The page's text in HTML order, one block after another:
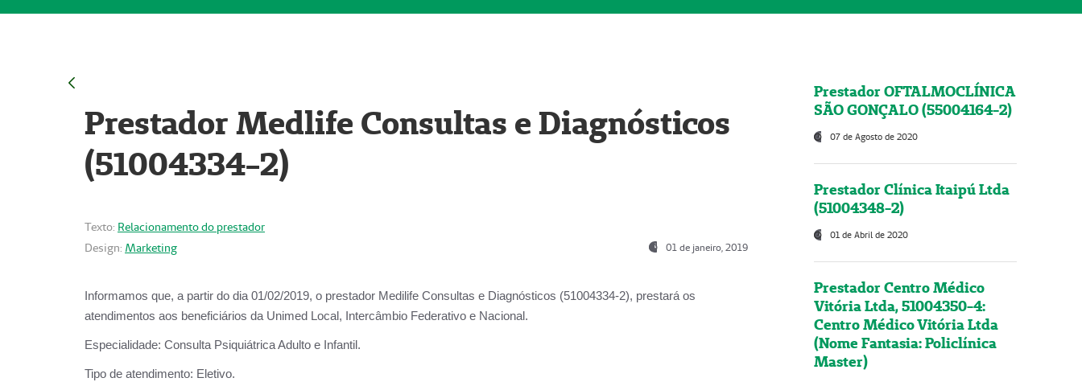
Prestador Medlife Consultas e Diagnósticos
(51004334-2)
Texto: Relacionamento do prestador
Design: Marketing 01 de janeiro, 2019
Informamos que, a partir do dia 01/02/2019, o prestador Medilife Consultas e Diagnósticos (51004334-2), prestará os
atendimentos aos beneficiários da Unimed Local, Intercâmbio Federativo e Nacional.
Especialidade: Consulta Psiquiátrica Adulto e Infantil.
Tipo de atendimento: Eletivo.
Prestador OFTALMOCLÍNICA
SÃO GONÇALO (55004164-2)
07 de Agosto de 2020
Prestador Clínica Itaipú Ltda
(51004348-2)
01 de Abril de 2020
Prestador Centro Médico
Vitória Ltda, 51004350-4:
Centro Médico Vitória Ltda
(Nome Fantasia: Policlínica
Master)